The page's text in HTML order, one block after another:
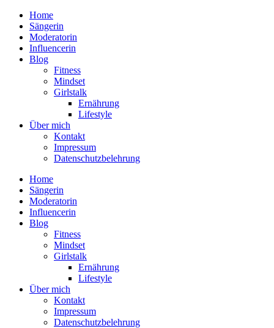
Home
Sängerin
Moderatorin
Influencerin
Blog
Fitness
Mindset
Girlstalk
Ernährung
Lifestyle
Über mich
Kontakt
Impressum
Datenschutzbelehrung
Home
Sängerin
Moderatorin
Influencerin
Blog
Fitness
Mindset
Girlstalk
Ernährung
Lifestyle
Über mich
Kontakt
Impressum
Datenschutzbelehrung